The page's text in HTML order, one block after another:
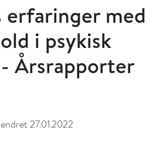
erfaringer med
i psykisk
Årsrapporter
27.01.2022